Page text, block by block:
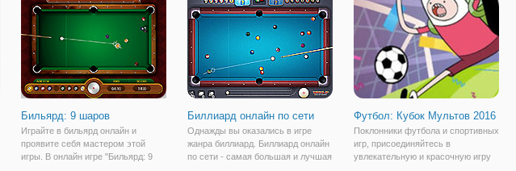
рыбалку вместе со своим отцом. А
мы поможем им
карьеры футболиста. Гигантские
спортивные головы,
способности и не дайте проиграть
матч. Выберите
Бильярд: 9 шаров
Играйте в бильярд онлайн и
проявите себя мастером этой
игры. В онлайн игре "Бильярд: 9
Биллиард онлайн по сети
Однажды вы оказались в игре
жанра биллиард. Биллиард онлайн
по сети - самая большая и лучшая
Футбол: Кубок Мультов 2016
Поклонники футбола и спортивных
игр, присоединяйтесь в
увлекательную и красочную игру